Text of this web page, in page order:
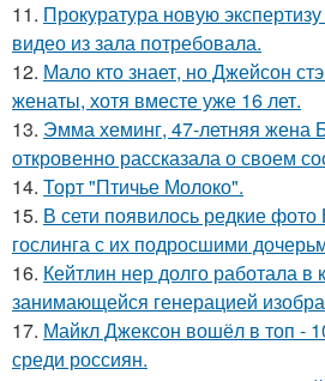
11. Прокуратура новую
видео из зала потребовала.
12. Мало кто знает, но Джейсон
женаты, хотя вместе уже 16 лет.
13. Эмма хеминг, 47-летняя жена
откровенно рассказала о своем
14. Торт "Птичье Молоко".
15. В сети появилось редкие
гослинга с их подросшими
16. Кейтлин нер долго работала в
занимающейся генерацией
17. Майкл Джексон вошёл в топ -
среди россиян.